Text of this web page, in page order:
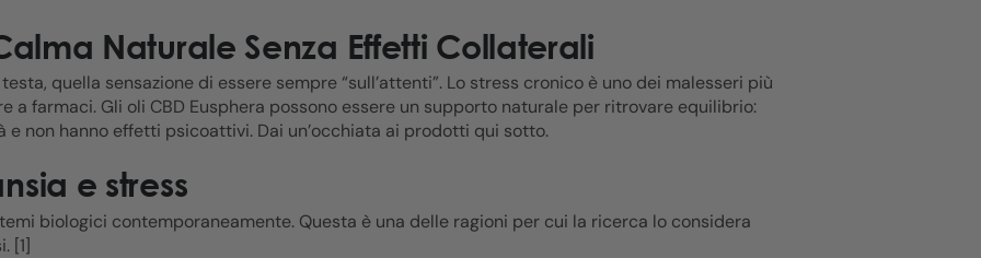
Naturale Senza Effetti Collaterali
quella sensazione di essere sempre “sull’attenti”. Lo stress cronico è uno dei malesseri più
a farmaci. Gli oli CBD Eusphera possono essere un supporto naturale per ritrovare equilibrio:
non hanno effetti psicoattivi. Dai un’occhiata ai prodotti qui sotto.
e stress
biologici contemporaneamente. Questa è una delle ragioni per cui la ricerca lo considera
[1]